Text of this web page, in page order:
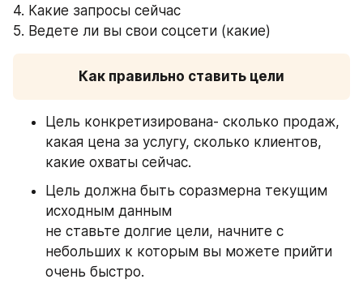
4. Какие запросы сейчас
5. Ведете ли вы свои соцсети (какие)
Как правильно ставить цели
Цель конкретизирована- сколько продаж,
какая цена за услугу, сколько клиентов,
какие охваты сейчас.
Цель должна быть соразмерна текущим
исходным данным
не ставьте долгие цели, начните с
небольших к которым вы можете прийти
очень быстро.